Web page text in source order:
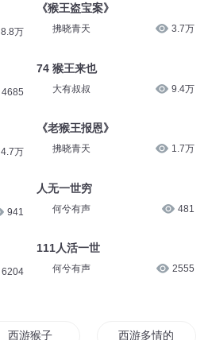
8.8万
4685
4.7万
941
6204
《猴王盗宝案》
拂晓青天 3.7万
74 猴王来也
大有叔叔 9.4万
《老猴王报恩》
拂晓青天 1.7万
人无一世穷
何兮有声 481
111人活一世
何兮有声 2555
西游猴子 西游多情的猴子